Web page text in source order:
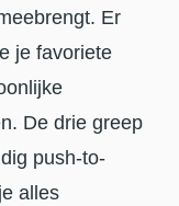
Er
je favoriete
De drie greep
push-to-
alles